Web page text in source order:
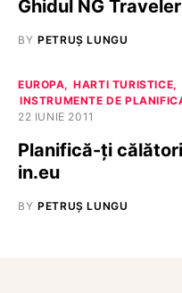
Ghidul NG
BY PETRUȘ LUNGU
EUROPA HARTI TURISTICE
INSTRUMENTE DE
22 IUNIE 2011
Planifică-ţi
in.eu
BY PETRUȘ LUNGU